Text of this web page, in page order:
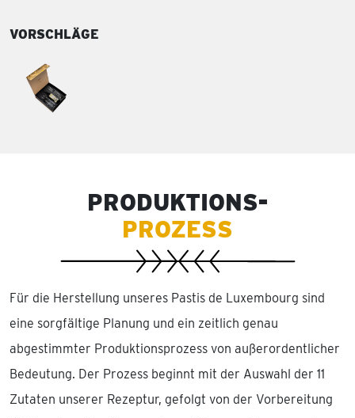
VORSCHLÄGE
PRODUKTIONS-
PROZESS
Für die Herstellung unseres Pastis de Luxembourg sind
eine sorgfältige Planung und ein zeitlich genau
abgestimmter Produktionsprozess von außerordentlicher
Bedeutung. Der Prozess beginnt mit der Auswahl der 11
Zutaten unserer Rezeptur, gefolgt von der Vorbereitung